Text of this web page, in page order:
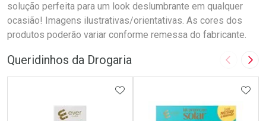
solução perfeita para um look deslumbrante em qualquer
ocasião! Imagens ilustrativas/orientativas. As cores dos
produtos poderão variar conforme remessa do fabricante.
Queridinhos da Drogaria Imagem
ADICIONAR AOS FAVORITOS